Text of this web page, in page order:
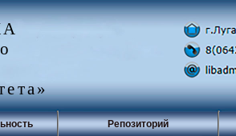
Репозиторий